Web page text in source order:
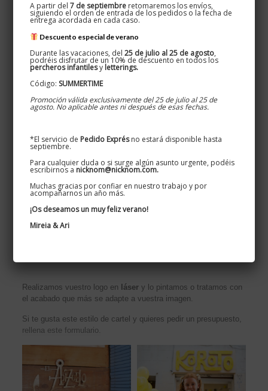
Corte láser
Realizamos vuestro logo en lásery lo pintamos o tratamos con
el acabado que más se adapte a vuestra imagen.
Si te gusta este estilo de cartel y quieres pedir un presupuesto,
rellena este formulario.
A partir del 7 de septiembre retomaremos los envíos,
siguiendo el orden de entrada de los pedidos o la fecha de
entrega acordada en cada caso.
Descuento especial de verano
Durante las vacaciones, del25 de julio al 25 de agosto,
podréis disfrutar de un 10% de descuento en todos los
percheros infantilesy letterings.
Código: SUMMERTIME
Promoción válida exclusivamente del 25 de julio al 25 de
agosto. No aplicable antes ni después de esas fechas.
*El servicio de Pedido Exprésno estará disponible hasta
septiembre.
Para cualquier duda o si surge algún asunto urgente, podéis
escribirnos a nicknom@nicknom.com.
Muchas gracias por confiar en nuestro trabajo y por
acompañarnos un año más.
¡Os deseamos un muy feliz verano!
Mireia & Ari